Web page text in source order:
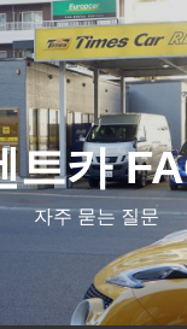
트카
자주 묻는 질문